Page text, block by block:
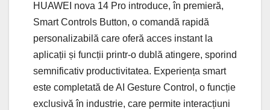
HUAWEI nova 14 Pro introduce, în premieră,
Smart Controls Button, o comandă rapidă
personalizabilă care oferă acces instant la
aplicații și funcții printr-o dublă atingere, sporind
semnificativ productivitatea. Experiența smart
este completată de AI Gesture Control, o funcție
exclusivă în industrie, care permite interacțiuni